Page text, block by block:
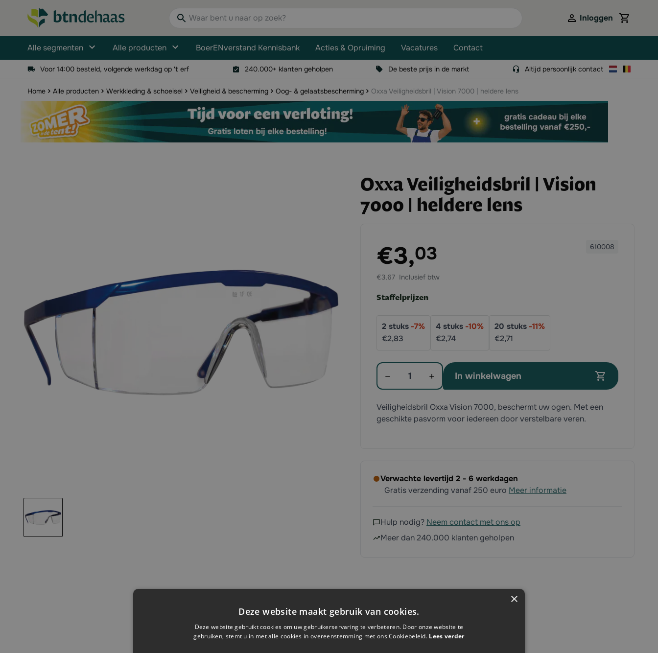
Waar bent u naar op zoek? Inloggen View
Alle segmenten Alle producten BoerENverstand Kennisbank Acties & Opruiming Vacatures Contact
Voor 14:00 besteld, volgende werkdag op 't erf 240.000+ klanten geholpen De beste prijs in de markt Altijd persoonlijk contact
Home Alle producten Werkkleding & schoeisel Veiligheid & bescherming Oog- & gelaatsbescherming Oxxa Veiligheidsbril | Vision 7000 | heldere lens
Oxxa Veiligheidsbril | Vision
7000 | heldere lens
Exclusief btw:
€3,03
€3,67
610008
Staffelprijzen
2 stuks -7%
€2,83
4 stuks -10%
€2,74
20 stuks -11%
€2,71
Aantal
In winkelwagen
Veiligheidsbril Oxxa Vision 7000, beschermt uw ogen. Met een
geschikte pasvorm voor iedereen door verstelbare veren.
Verwachte levertijd 2 - 6 werkdagen
Gratis verzending vanaf 250 euro Meer informatie
Hulp nodig? Neem contact met ons op
Meer dan 240.000 klanten geholpen
×
Deze website maakt gebruik van cookies.
Deze website gebruikt cookies om uw gebruikerservaring te verbeteren. Door onze website te
gebruiken, stemt u in met alle cookies in overeenstemming met ons Cookiebeleid. Lees verder